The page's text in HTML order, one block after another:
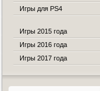
Игры для PS4
Игры 2015 года
Игры 2016 года
Игры 2017 года